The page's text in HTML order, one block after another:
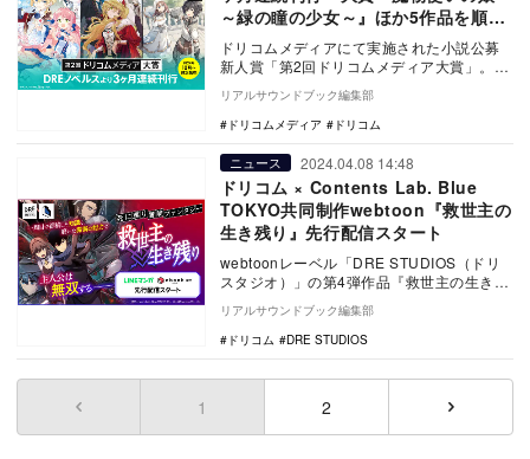
～緑の瞳の少女～』ほか5作品を順次
発売
ドリコムメディアにて実施された小説公募
新人賞「第2回ドリコムメディア大賞」。本
賞の受賞作が2024年10月より3ヶ月連続で
刊行さ…
リアルサウンドブック編集部
ドリコムメディア
ドリコム
ニュース 2024.04.08 14:48
ドリコム × Contents Lab. Blue
TOKYO共同制作webtoon『救世主の
生き残り』先行配信スタート
webtoonレーベル「DRE STUDIOS（ドリ
スタジオ）」の第4弾作品『救世主の生き残
り』が4月7日より「LINEマンガ」…
リアルサウンドブック編集部
ドリコム
DRE STUDIOS
1 2